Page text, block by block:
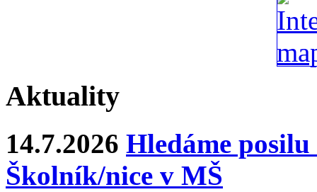
Aktuality
14.7.2026 Hledáme
Školník/nice v MŠ